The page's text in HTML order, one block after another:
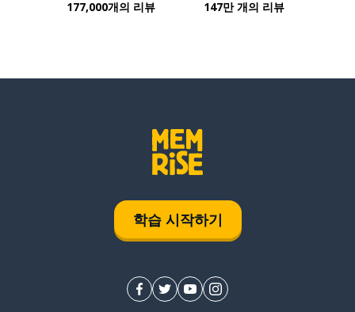
177,000개의 리뷰 147만 개의 리뷰
학습 시작하기